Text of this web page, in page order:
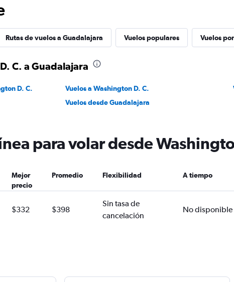
Rutas de vuelos a Guadalajara Vuelos populares Vuelos
C. a Guadalajara
D. C. Vuelos a Washington D. C.
Vuelos desde Guadalajara
para volar desde
Mejor
precio
Promedio Flexibilidad A tiempo
$332 $398
Sin tasa de
cancelación
No disponible